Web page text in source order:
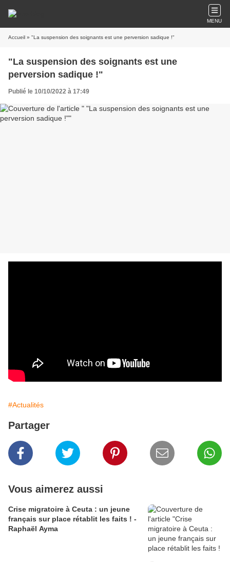
MENU
Accueil » "La suspension des soignants est une perversion sadique !"
"La suspension des soignants est une
perversion sadique !"
Publié le 10/10/2022 à 17:49
#Actualités
Partager
Vous aimerez aussi
Crise migratoire à Ceuta : un jeune
français sur place rétablit les faits ! -
Raphaël Ayma